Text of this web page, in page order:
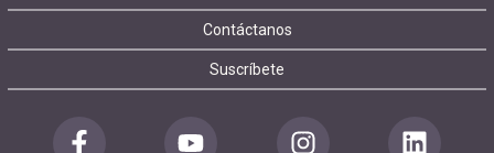
Contáctanos
Suscríbete